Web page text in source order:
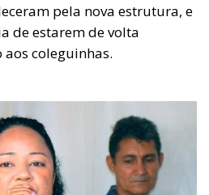
pela nova estrutura, e
de estarem de volta
coleguinhas.